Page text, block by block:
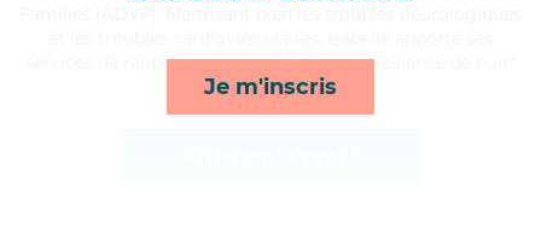
Je m'inscris
services de rappels, repas, mobilité et surveillance de nuit*